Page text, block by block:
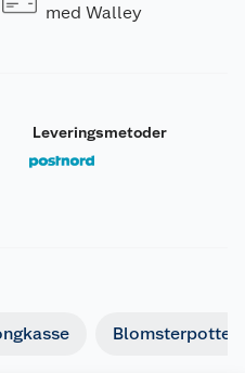
med Walley
Leveringsmetoder
Blomsterpotte